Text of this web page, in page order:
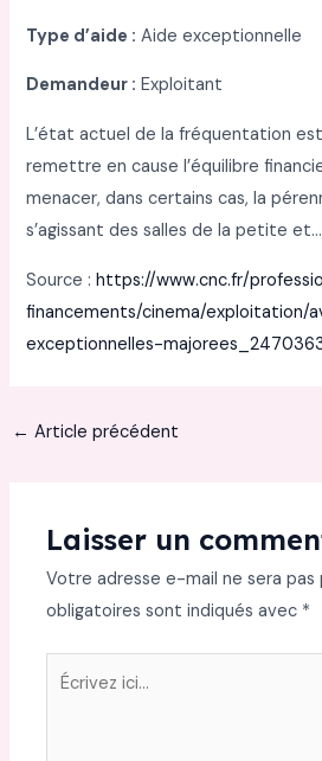
Type d’aide : Aide exceptionnelle
Demandeur : Exploitant
L’état actuel de la fréquentation
remettre en cause l’équilibre
menacer, dans certains cas, la
s’agissant des salles de la petite et…
Source :https://www.cnc.fr/
financements/cinema/exploitation/
exceptionnelles-
← Article précédent
Laisser un
Votre adresse e-mail ne sera pas
obligatoires sont indiqués avec *
Écrivez